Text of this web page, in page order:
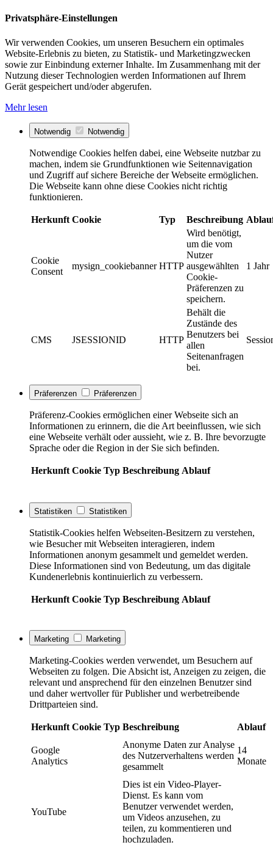
Privatsphäre-Einstellungen
Wir verwenden Cookies, um unseren Besuchern ein optimales
Website-Erlebnis zu bieten, zu Statistik- und Marketingzwecken
sowie zur Einbindung externer Inhalte. Im Zusammenhang mit der
Nutzung dieser Technologien werden Informationen auf Ihrem
Gerät gespeichert und/oder abgerufen.
Mehr lesen
Notwendig Notwendig
Notwendige Cookies helfen dabei, eine Webseite nutzbar zu
machen, indem sie Grundfunktionen wie Seitennavigation
und Zugriff auf sichere Bereiche der Webseite ermöglichen.
Die Webseite kann ohne diese Cookies nicht richtig
funktionieren.
Herkunft Cookie Typ Beschreibung
Cookie
Consent
mysign_cookiebanner HTTP
Wird benötigt,
um die vom
Nutzer
ausgewählten
Cookie-
Präferenzen zu
speichern.
1 Jahr
CMS JSESSIONID HTTP
Behält die
Zustände des
Benutzers bei
allen
Seitenanfragen
bei.
Präferenzen Präferenzen
Präferenz-Cookies ermöglichen einer Webseite sich an
Informationen zu erinnern, die die Art beeinflussen, wie sich
eine Webseite verhält oder aussieht, wie z. B. Ihre bevorzugte
Sprache oder die Region in der Sie sich befinden.
Herkunft Cookie Typ Beschreibung Ablauf
Statistiken Statistiken
Statistik-Cookies helfen Webseiten-Besitzern zu verstehen,
wie Besucher mit Webseiten interagieren, indem
Informationen anonym gesammelt und gemeldet werden.
Diese Informationen sind von Bedeutung, um das digitale
Kundenerlebnis kontinuierlich zu verbessern.
Herkunft Cookie Typ Beschreibung Ablauf
Marketing Marketing
Marketing-Cookies werden verwendet, um Besuchern auf
Webseiten zu folgen. Die Absicht ist, Anzeigen zu zeigen, die
relevant und ansprechend für den einzelnen Benutzer sind
und daher wertvoller für Publisher und werbetreibende
Drittparteien sind.
Herkunft Cookie Typ Beschreibung Ablauf
Google
Analytics
Anonyme Daten zur Analyse
des Nutzerverhaltens werden
gesammelt
14
Monate
YouTube
Dies ist ein Video-Player-
Dienst. Es kann vom
Benutzer verwendet werden,
um Videos anzusehen, zu
teilen, zu kommentieren und
hochzuladen.